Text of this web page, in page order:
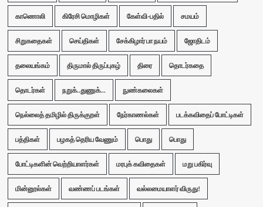
காணொலி கிரேசி மொழிகள் கேள்வி-பதில் சமயம்
சிறுகதைகள் செய்திகள் சேக்கிழார் பா நயம் ஜோதிடம்
தலையங்கம் திருமால் திருப்புகழ் திரை தொடர்கதை
தொடர்கள் நறுக்..துணுக்... நுண்கலைகள்
நெல்லைத் தமிழில் திருக்குறள் நேர்காணல்கள் படக்கவிதைப் போட்டிகள்
பத்திகள் பழகத் தெரிய வேணும் பொது பொது
போட்டிகளின் வெற்றியாளர்கள் மரபுக் கவிதைகள் மறு பகிர்வு
மின்னூல்கள் வண்ணப் படங்கள் வல்லமையாளர் விருது!